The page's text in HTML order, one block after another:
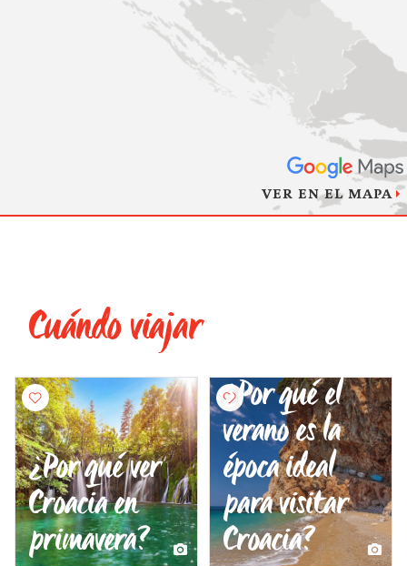
VER EN EL MAPA
Cuándo viajar
¿Por qué ver
Croacia en
primavera?
¿Por qué el
verano es la
época ideal
para visitar
Croacia?